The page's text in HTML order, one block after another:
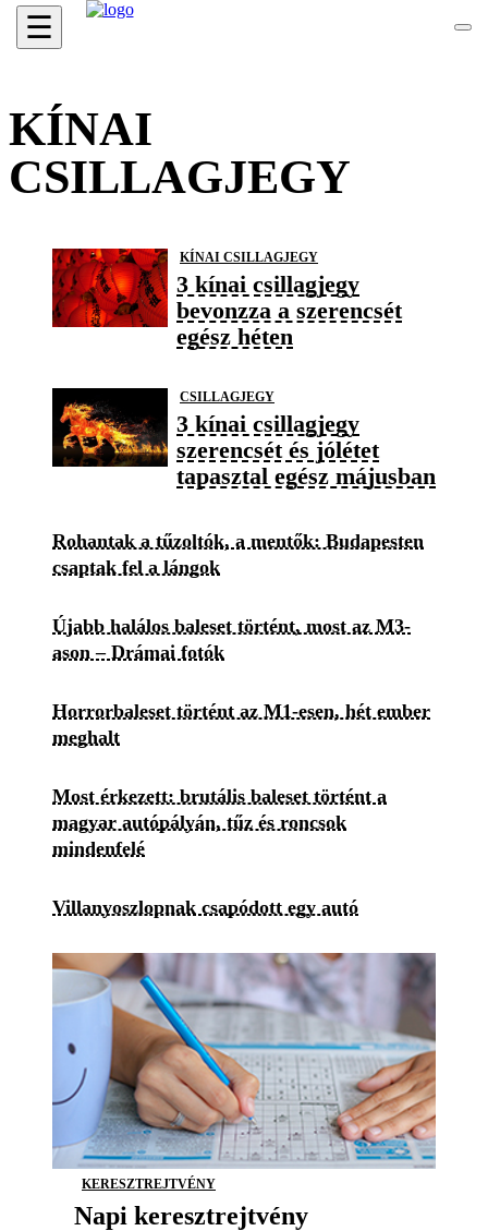
☰
KÍNAI
CSILLAGJEGY
KÍNAI CSILLAGJEGY
3 kínai csillagjegy
bevonzza a szerencsét
egész héten
CSILLAGJEGY
3 kínai csillagjegy
szerencsét és jólétet
tapasztal egész májusban
Rohantak a tűzoltók, a mentők: Budapesten
csaptak fel a lángok
Újabb halálos baleset történt, most az M3-
ason – Drámai fotók
Horrorbaleset történt az M1-esen, hét ember
meghalt
Most érkezett: brutális baleset történt a
magyar autópályán, tűz és roncsok
mindenfelé
Villanyoszlopnak csapódott egy autó
KERESZTREJTVÉNY
Napi keresztrejtvény